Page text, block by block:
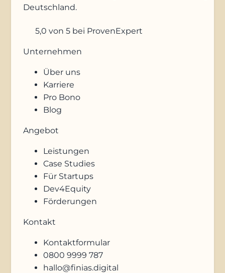
Deutschland.
5,0 von 5 bei ProvenExpert
Unternehmen
Über uns
Karriere
Pro Bono
Blog
Angebot
Leistungen
Case Studies
Für Startups
Dev4Equity
Förderungen
Kontakt
Kontaktformular
0800 9999 787
hallo@finias.digital